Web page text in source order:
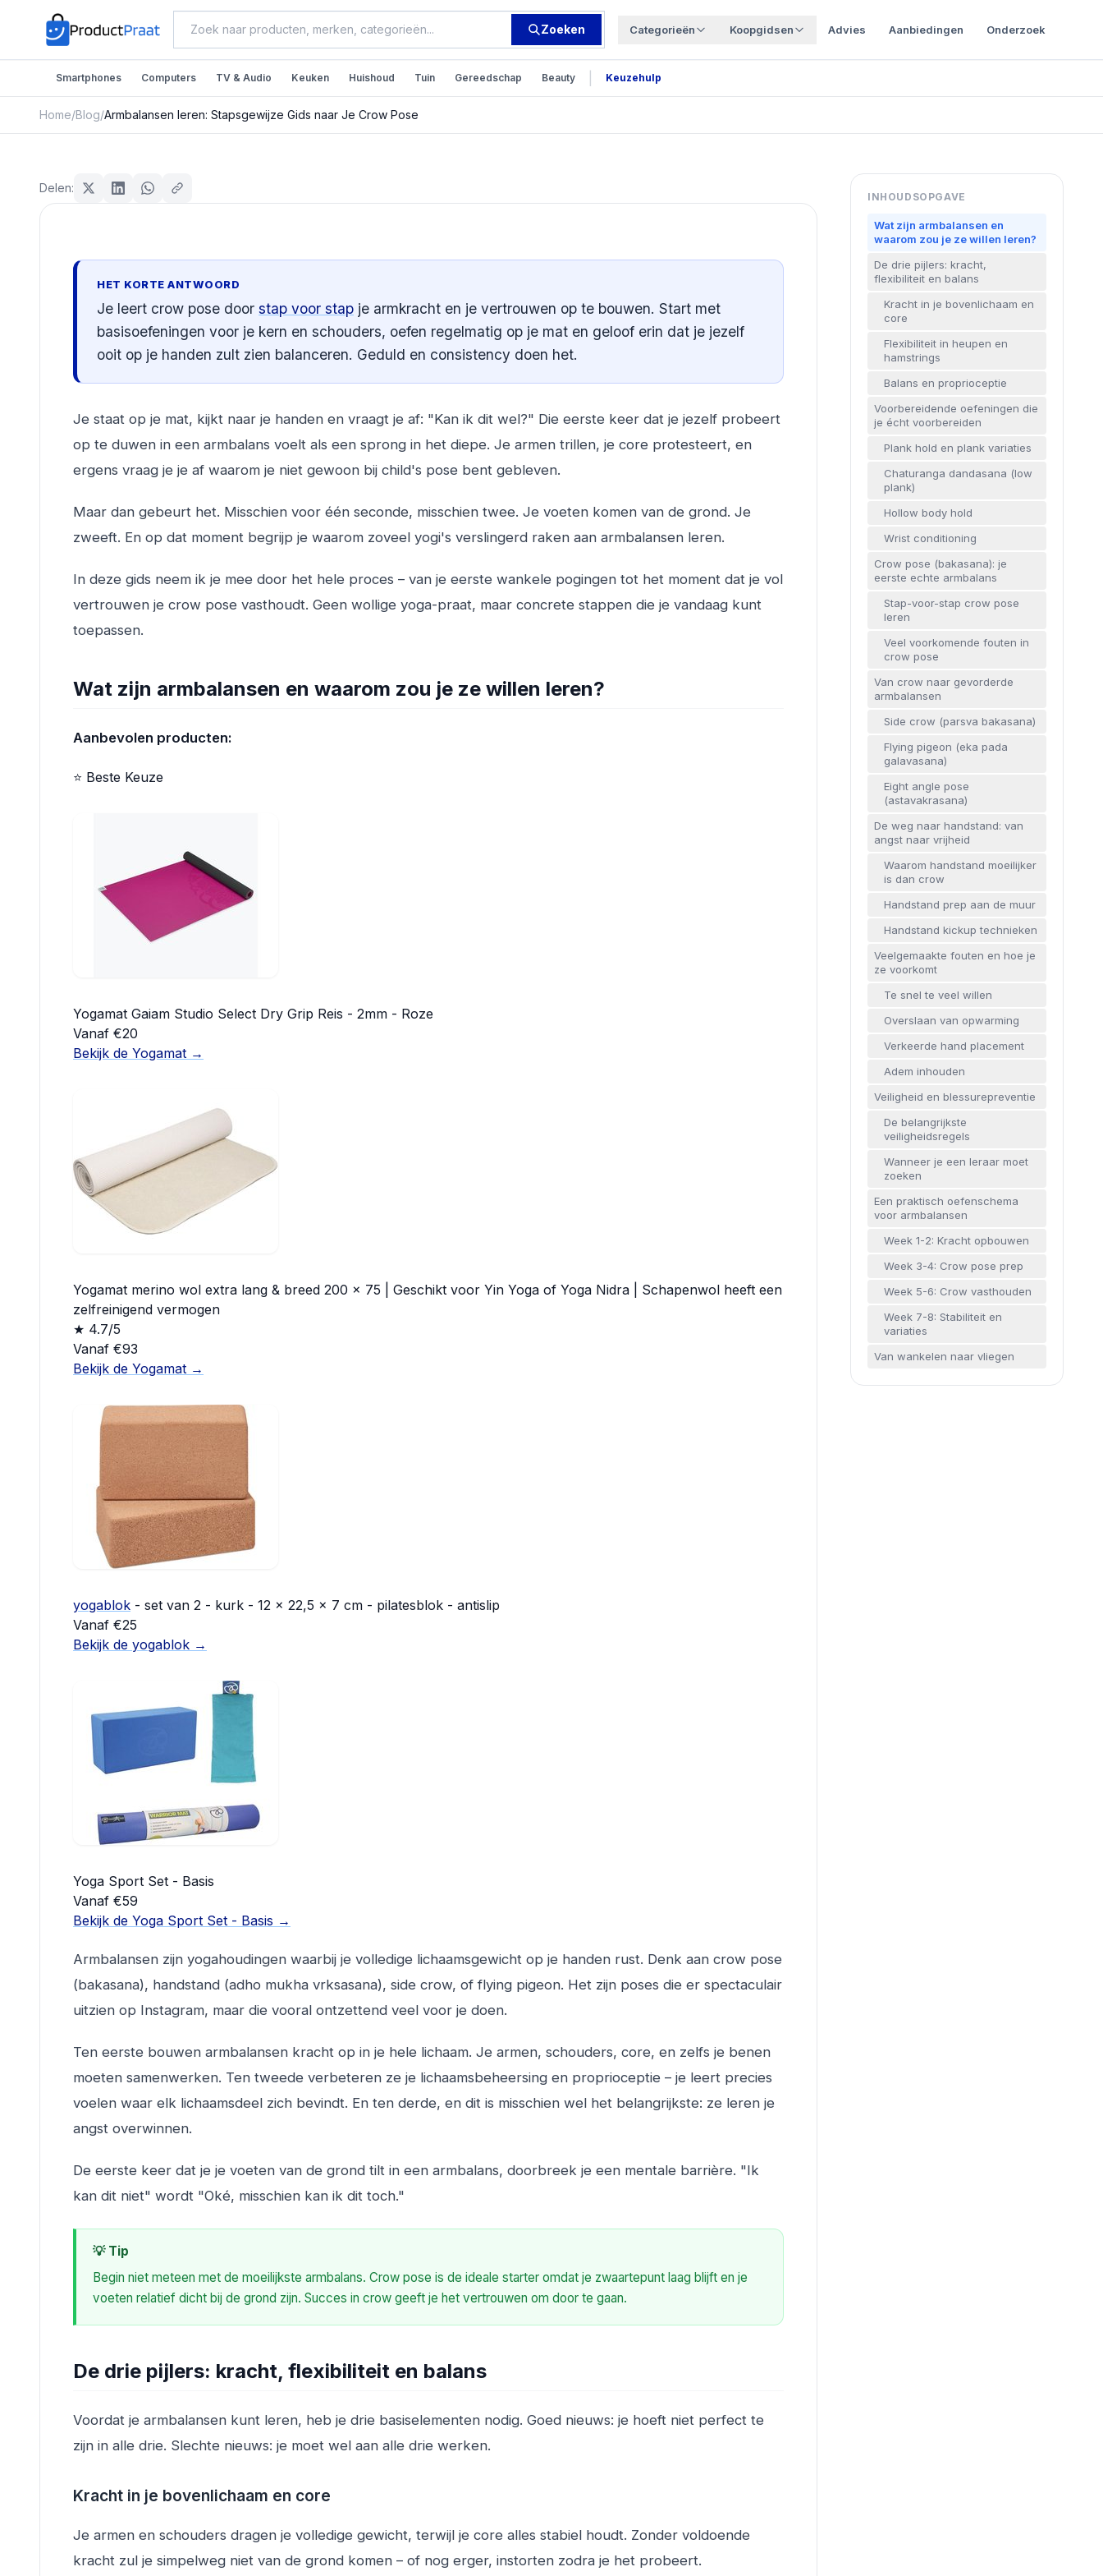
Zoeken Categorieën Koopgidsen Advies Aanbiedingen Onderzoek
Smartphones Computers TV & Audio Keuken Huishoud Tuin Gereedschap Beauty Keuzehulp
Home/Blog/Armbalansen leren: Stapsgewijze Gids naar Je Crow Pose
Armbalansen leren: Stapsgewijze Gids naar
Je Crow Pose
Bijgewerkt: 29 juli 2026
Delen:
HET KORTE ANTWOORD
Je leert crow pose door stap voor stap je armkracht en je vertrouwen op te bouwen. Start met
basisoefeningen voor je kern en schouders, oefen regelmatig op je mat en geloof erin dat je jezelf
ooit op je handen zult zien balanceren. Geduld en consistency doen het.
Je staat op je mat, kijkt naar je handen en vraagt je af: "Kan ik dit wel?" Die eerste keer dat je jezelf probeert
op te duwen in een armbalans voelt als een sprong in het diepe. Je armen trillen, je core protesteert, en
ergens vraag je je af waarom je niet gewoon bij child's pose bent gebleven.
Maar dan gebeurt het. Misschien voor één seconde, misschien twee. Je voeten komen van de grond. Je
zweeft. En op dat moment begrijp je waarom zoveel yogi's verslingerd raken aan armbalansen leren.
In deze gids neem ik je mee door het hele proces – van je eerste wankele pogingen tot het moment dat je vol
vertrouwen je crow pose vasthoudt. Geen wollige yoga-praat, maar concrete stappen die je vandaag kunt
toepassen.
Wat zijn armbalansen en waarom zou je ze willen leren?
Aanbevolen producten:
⭐ Beste Keuze
Yogamat Gaiam Studio Select Dry Grip Reis - 2mm - Roze
Vanaf €20
Bekijk de Yogamat →
Yogamat merino wol extra lang & breed 200 x 75 | Geschikt voor Yin Yoga of Yoga Nidra | Schapenwol heeft een
zelfreinigend vermogen
★ 4.7/5
Vanaf €93
Bekijk de Yogamat →
yogablok - set van 2 - kurk - 12 x 22,5 x 7 cm - pilatesblok - antislip
Vanaf €25
Bekijk de yogablok →
Yoga Sport Set - Basis
Vanaf €59
Bekijk de Yoga Sport Set - Basis →
Armbalansen zijn yogahoudingen waarbij je volledige lichaamsgewicht op je handen rust. Denk aan crow pose
(bakasana), handstand (adho mukha vrksasana), side crow, of flying pigeon. Het zijn poses die er spectaculair
uitzien op Instagram, maar die vooral ontzettend veel voor je doen.
Ten eerste bouwen armbalansen kracht op in je hele lichaam. Je armen, schouders, core, en zelfs je benen
moeten samenwerken. Ten tweede verbeteren ze je lichaamsbeheersing en proprioceptie – je leert precies
voelen waar elk lichaamsdeel zich bevindt. En ten derde, en dit is misschien wel het belangrijkste: ze leren je
angst overwinnen.
De eerste keer dat je je voeten van de grond tilt in een armbalans, doorbreek je een mentale barrière. "Ik
kan dit niet" wordt "Oké, misschien kan ik dit toch."
💡 Tip
Begin niet meteen met de moeilijkste armbalans. Crow pose is de ideale starter omdat je zwaartepunt laag blijft en je
voeten relatief dicht bij de grond zijn. Succes in crow geeft je het vertrouwen om door te gaan.
De drie pijlers: kracht, flexibiliteit en balans
Voordat je armbalansen kunt leren, heb je drie basiselementen nodig. Goed nieuws: je hoeft niet perfect te
zijn in alle drie. Slechte nieuws: je moet wel aan alle drie werken.
Kracht in je bovenlichaam en core
Je armen en schouders dragen je volledige gewicht, terwijl je core alles stabiel houdt. Zonder voldoende
kracht zul je simpelweg niet van de grond komen – of nog erger, instorten zodra je het probeert.
INHOUDSOPGAVE
Wat zijn armbalansen en
waarom zou je ze willen leren?
De drie pijlers: kracht,
flexibiliteit en balans
Kracht in je bovenlichaam en
core
Flexibiliteit in heupen en
hamstrings
Balans en proprioceptie
Voorbereidende oefeningen die
je écht voorbereiden
Plank hold en plank variaties
Chaturanga dandasana (low
plank)
Hollow body hold
Wrist conditioning
Crow pose (bakasana): je
eerste echte armbalans
Stap-voor-stap crow pose
leren
Veel voorkomende fouten in
crow pose
Van crow naar gevorderde
armbalansen
Side crow (parsva bakasana)
Flying pigeon (eka pada
galavasana)
Eight angle pose
(astavakrasana)
De weg naar handstand: van
angst naar vrijheid
Waarom handstand moeilijker
is dan crow
Handstand prep aan de muur
Handstand kickup technieken
Veelgemaakte fouten en hoe je
ze voorkomt
Te snel te veel willen
Overslaan van opwarming
Verkeerde hand placement
Adem inhouden
Veiligheid en blessurepreventie
De belangrijkste
veiligheidsregels
Wanneer je een leraar moet
zoeken
Een praktisch oefenschema
voor armbalansen
Week 1-2: Kracht opbouwen
Week 3-4: Crow pose prep
Week 5-6: Crow vasthouden
Week 7-8: Stabiliteit en
variaties
Van wankelen naar vliegen